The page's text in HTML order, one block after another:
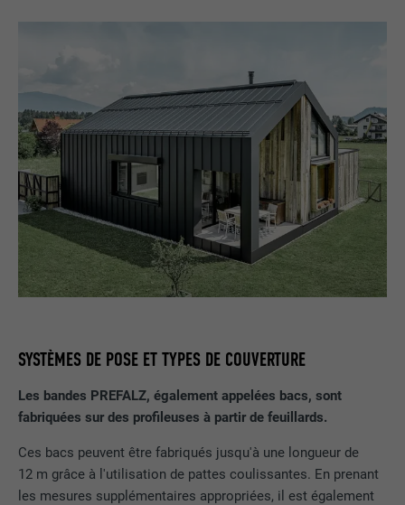
SYSTÈMES DE POSE ET TYPES DE COUVERTURE
Les bandes PREFALZ, également appelées bacs, sont
fabriquées sur des profileuses à partir de feuillards.
Ces bacs peuvent être fabriqués jusqu'à une longueur de
12 m grâce à l'utilisation de pattes coulissantes. En prenant
les mesures supplémentaires appropriées, il est également